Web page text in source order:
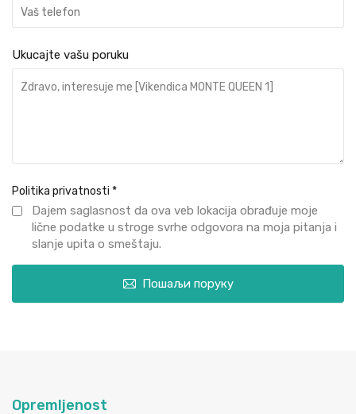
Ukucajte vašu poruku
Politika privatnosti *
Dajem saglasnost da ova veb lokacija obrađuje moje
lične podatke u stroge svrhe odgovora na moja pitanja i
slanje upita o smeštaju.
Пошаљи поруку
Opremljenost